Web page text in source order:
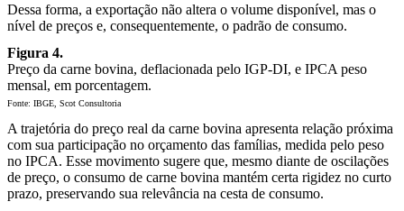
Dessa forma, a exportação não altera o volume disponível, mas o
nível de preços e, consequentemente, o padrão de consumo.
Figura 4.
Preço da carne bovina, deflacionada pelo IGP-DI, e IPCA peso
mensal, em porcentagem.
Fonte: IBGE, Scot Consultoria
A trajetória do preço real da carne bovina apresenta relação próxima
com sua participação no orçamento das famílias, medida pelo peso
no IPCA. Esse movimento sugere que, mesmo diante de oscilações
de preço, o consumo de carne bovina mantém certa rigidez no curto
prazo, preservando sua relevância na cesta de consumo.